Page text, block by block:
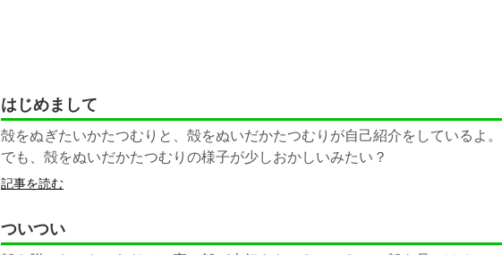
はじめまして
殻をぬぎたいかたつむりと、殻をぬいだかたつむりが自己紹介をしているよ。
でも、殻をぬいだかたつむりの様子が少しおかしいみたい？
記事を読む
ついつい